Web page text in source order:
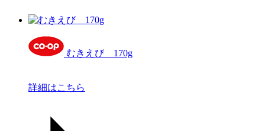
むきえび 170g
詳細はこちら